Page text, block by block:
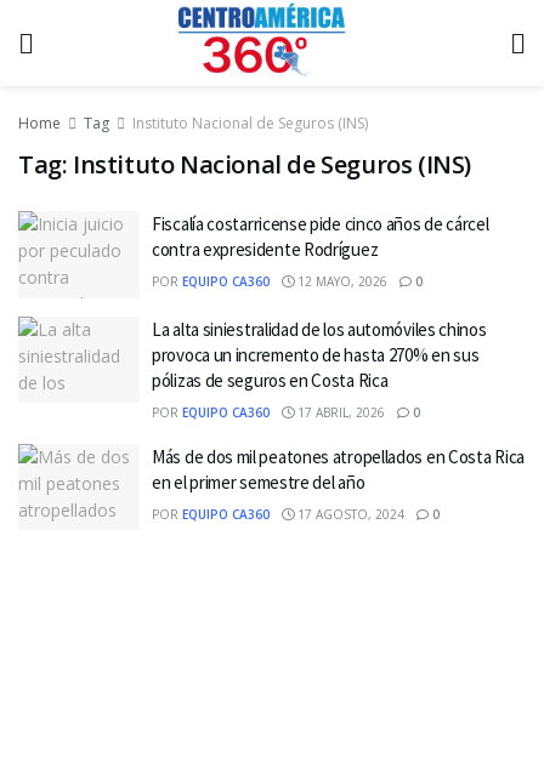
Home Tag Instituto Nacional de Seguros (INS)
Tag: Instituto Nacional de Seguros (INS)
Fiscalía costarricense pide cinco años de cárcel
contra expresidente Rodríguez
POR EQUIPO CA360 12 MAYO, 2026 0
La alta siniestralidad de los automóviles chinos
provoca un incremento de hasta 270% en sus
pólizas de seguros en Costa Rica
POR EQUIPO CA360 17 ABRIL, 2026 0
Más de dos mil peatones atropellados en Costa Rica
en el primer semestre del año
POR EQUIPO CA360 17 AGOSTO, 2024 0